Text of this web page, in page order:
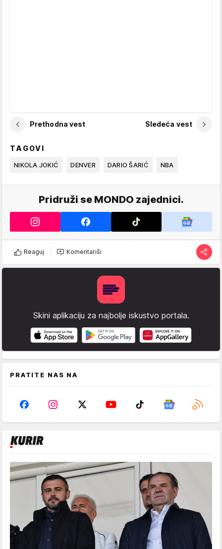
Prethodna vest Sledeća vest
TAGOVI
NIKOLA JOKIĆ DENVER DARIO ŠARIĆ NBA
Pridruži se MONDO zajednici.
Reaguj Komentariši
Skini aplikaciju za najbolje iskustvo portala.
PRATITE NAS NA